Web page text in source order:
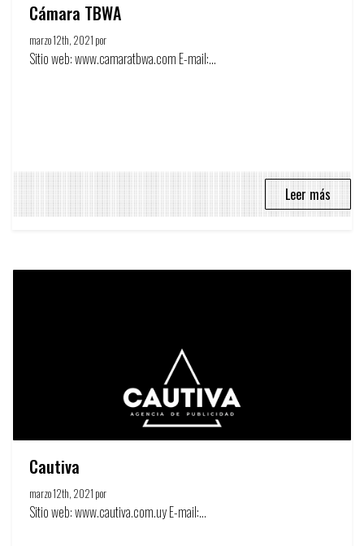
Cámara TBWA
marzo 12th, 2021 por
Sitio web: www.camaratbwa.com E-mail:...
Leer más
Cautiva
marzo 12th, 2021 por
Sitio web: www.cautiva.com.uy E-mail:...